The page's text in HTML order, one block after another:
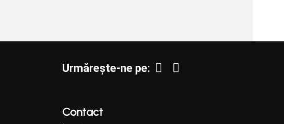
Urmărește-ne pe:
Contact